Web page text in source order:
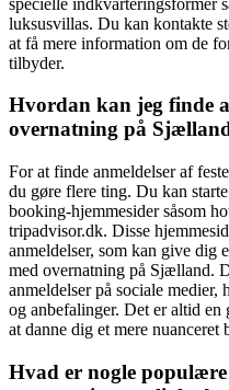
luksusvillas. Du kan kontakte
at få mere information om de
tilbyder.
Hvordan kan jeg finde
overnatning på
For at finde anmeldelser af
du gøre flere ting. Du kan
booking-hjemmesider såsom
tripadvisor.dk. Disse
anmeldelser, som kan give dig
med overnatning på Sjælland.
anmeldelser på sociale
og anbefalinger. Det er altid
at danne dig et mere nuanceret
Hvad er nogle